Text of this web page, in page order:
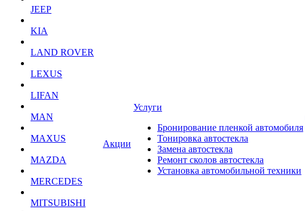
JEEP
KIA
LAND ROVER
LEXUS
LIFAN
MAN
MAXUS
MAZDA
MERCEDES
MITSUBISHI
Акции
Услуги
Бронирование пленкой автомобиля
Тонировка автостекла
Замена автостекла
Ремонт сколов автостекла
Установка автомобильной техники